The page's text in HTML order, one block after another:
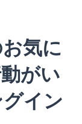
気に
がい
イン